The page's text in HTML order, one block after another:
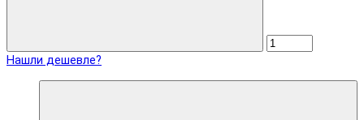
Нашли дешевле?